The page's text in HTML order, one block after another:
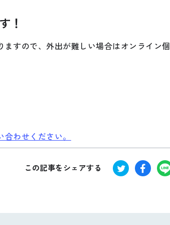
！
ますので、外出が難しい場合はオンライン個
わせください。
この記事をシェアする